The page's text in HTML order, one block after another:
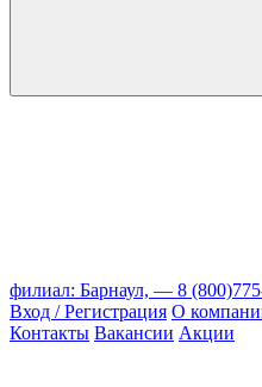
филиал: Барнаул, — 8
Вход / Регистрация О
Контакты Вакансии Акции